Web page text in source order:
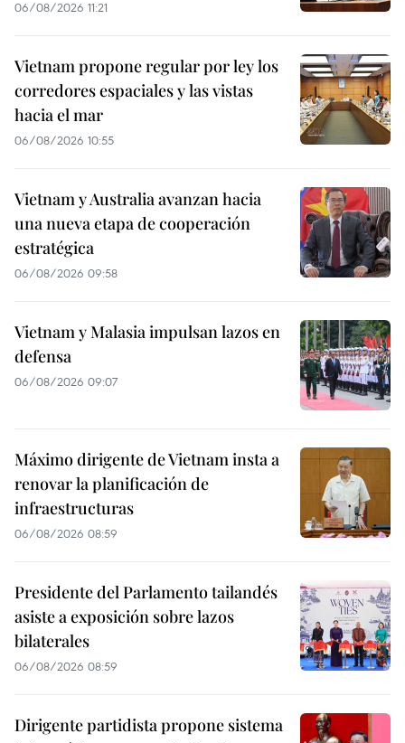
06/08/2026 11:21
Vietnam propone regular por ley los
corredores espaciales y las vistas
hacia el mar
06/08/2026 10:55
Vietnam y Australia avanzan hacia
una nueva etapa de cooperación
estratégica
06/08/2026 09:58
Vietnam y Malasia impulsan lazos en
defensa
06/08/2026 09:07
Máximo dirigente de Vietnam insta a
renovar la planificación de
infraestructuras
06/08/2026 08:59
Presidente del Parlamento tailandés
asiste a exposición sobre lazos
bilaterales
06/08/2026 08:59
Dirigente partidista propone sistema